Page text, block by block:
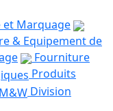
et Marquage
& Equipement de
Fourniture
Produits
Division